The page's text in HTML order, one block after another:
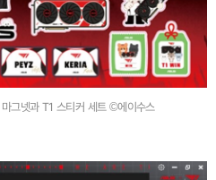
그넷과 T1 스티커 세트 ©에이수스